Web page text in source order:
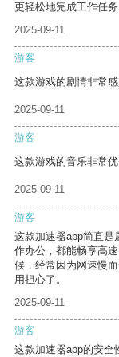
更轻松地完成工作任务
2025-09-11
游客
这款游戏的剧情非常
2025-09-11
游客
这款游戏的音乐非常
2025-09-11
游客
这款加速器app简直是
作办公，都能畅享高
候，经常因为网速慢
用担心了。
2025-09-11
游客
这款加速器app的安全